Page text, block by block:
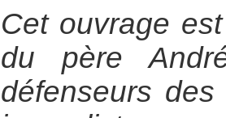
Cet ouvrage
du père
défenseurs